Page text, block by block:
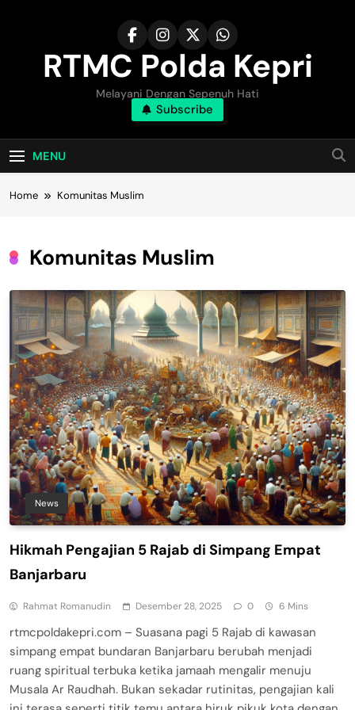
RTMC Polda Kepri
Melayani Dengan Sepenuh Hati
Subscribe
MENU
Home Komunitas Muslim
Komunitas Muslim
News
Hikmah Pengajian 5 Rajab di Simpang Empat
Banjarbaru
Rahmat Romanudin Desember 28, 2025 0 6 Mins
rtmcpoldakepri.com – Suasana pagi 5 Rajab di kawasan
simpang empat bundaran Banjarbaru berubah menjadi
ruang spiritual terbuka ketika jamaah mengalir menuju
Musala Ar Raudhah. Bukan sekadar rutinitas, pengajian kali